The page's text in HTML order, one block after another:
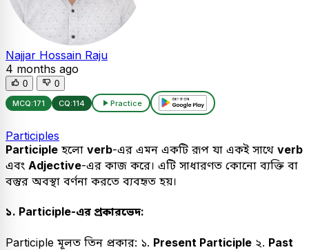
Najjar Hossain Raju
4 months ago
0 0
MCQ:171 CQ:114 Practice
Participles
Participle হলো verb-এর এমন একটি রূপ যা একই সাথে verb
এবং Adjective-এর কাজ করে। এটি সাধারণত কোনো ব্যক্তি বা
বস্তুর অবস্থা বর্ণনা করতে ব্যবহৃত হয়।
১. Participle-এর প্রকারভেদ:
Participle মূলত তিন প্রকার: ১. Present Participle ২. Past